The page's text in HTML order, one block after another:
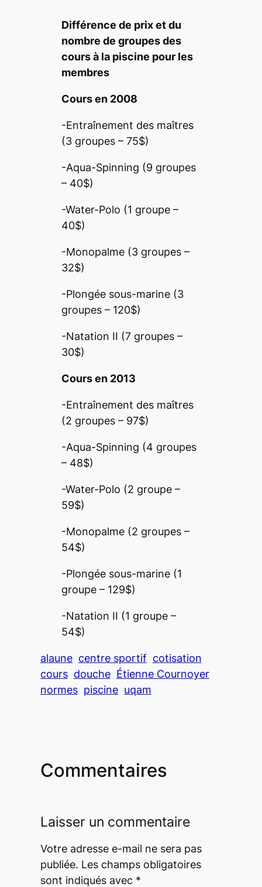
Différence de prix et du
nombre de groupes des
cours à la piscine pour les
membres
Cours en 2008
-Entraînement des maîtres
(3 groupes – 75$)
-Aqua-Spinning (9 groupes
– 40$)
-Water-Polo (1 groupe –
40$)
-Monopalme (3 groupes –
32$)
-Plongée sous-marine (3
groupes – 120$)
-Natation II (7 groupes –
30$)
Cours en 2013
-Entraînement des maîtres
(2 groupes – 97$)
-Aqua-Spinning (4 groupes
– 48$)
-Water-Polo (2 groupe –
59$)
-Monopalme (2 groupes –
54$)
-Plongée sous-marine (1
groupe – 129$)
-Natation II (1 groupe –
54$)
alaune centre sportif cotisation
cours douche Étienne Cournoyer
normes piscine uqam
Commentaires
Laisser un commentaire
Votre adresse e-mail ne sera pas
publiée. Les champs obligatoires
sont indiqués avec *